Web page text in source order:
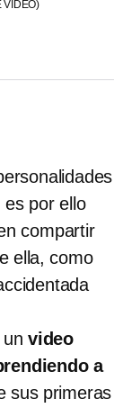
VIDEO)
es por ello
compartir
ella, como
video
a
sus primeras